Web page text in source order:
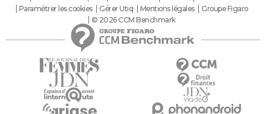
Paramétrer les cookies
Gérer Utiq Mentions légales
Groupe Figaro
© 2026 CCM Benchmark